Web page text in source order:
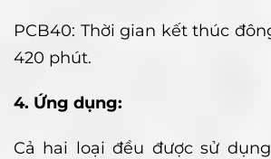
PCB40: Thời gian kết thúc
420 phút.
4. Ứng dụng:
Cả hai loại đều được sử